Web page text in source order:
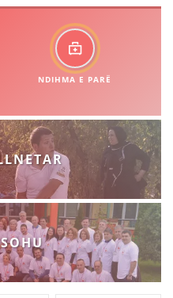
NDIHMA E PARË